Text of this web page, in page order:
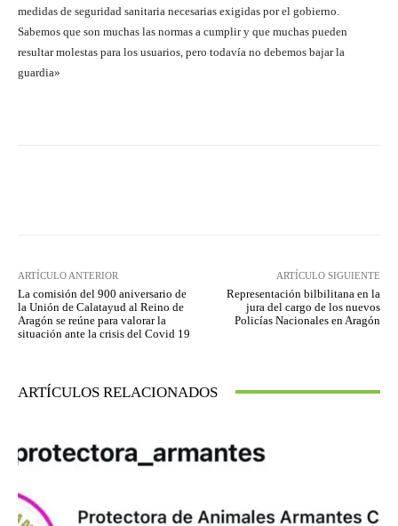
medidas de seguridad sanitaria necesarias exigidas por el gobierno.
Sabemos que son muchas las normas a cumplir y que muchas pueden
resultar molestas para los usuarios, pero todavía no debemos bajar la
guardia»
ARTÍCULO ANTERIOR
La comisión del 900 aniversario de
la Unión de Calatayud al Reino de
Aragón se reúne para valorar la
situación ante la crisis del Covid 19
ARTÍCULO SIGUIENTE
Representación bilbilitana en la
jura del cargo de los nuevos
Policías Nacionales en Aragón
ARTÍCULOS RELACIONADOS